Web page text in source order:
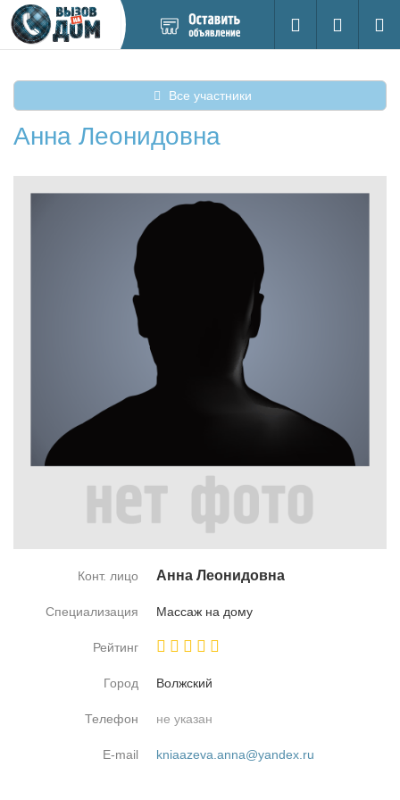
новое
Поиск
Вход на
Все участники
Анна Леонидовна
Конт. лицо Ан­на Лео­ни­дов­на
Специализация Мас­саж на до­му
Рейтинг
Город Волж­ский
Телефон не указан
E-mail kniaazeva.anna@yandex.ru